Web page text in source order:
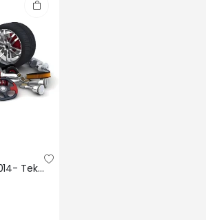
Z rot on twıngo 2014- Teknorot 546181179R